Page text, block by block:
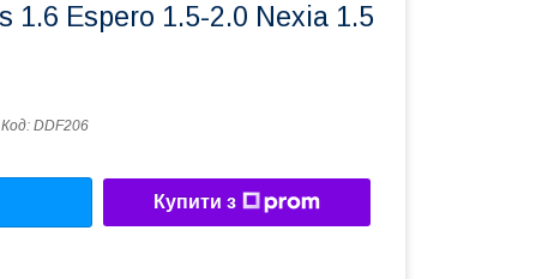
1.6 Espero 1.5-2.0 Nexia 1.5
Код: DDF206
Купити з